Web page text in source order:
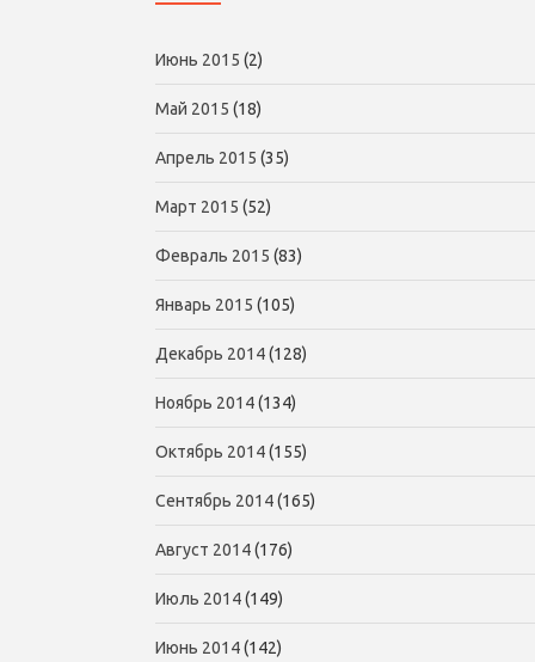
Июнь 2015 (2)
Май 2015 (18)
Апрель 2015 (35)
Март 2015 (52)
Февраль 2015 (83)
Январь 2015 (105)
Декабрь 2014(128)
Ноябрь 2014(134)
Октябрь 2014(155)
Сентябрь 2014(165)
Август 2014(176)
Июль 2014(149)
Июнь 2014(142)